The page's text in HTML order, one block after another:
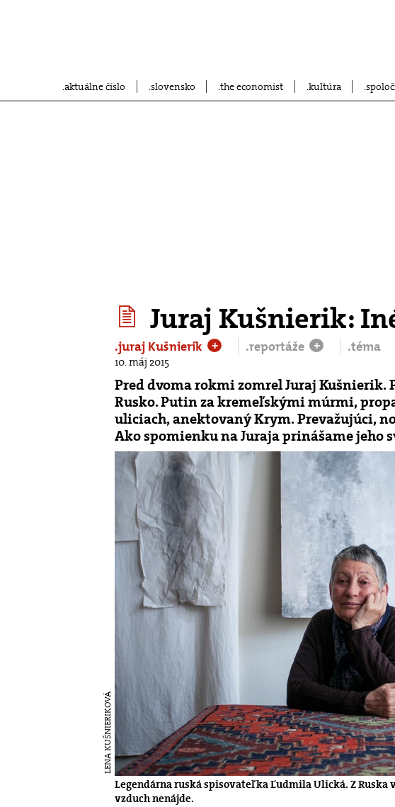
aktuálne číslo slovensko the economist kultúra
Juraj Kušnierik:
.juraj Kušnierik + .reportáže + .téma
10. máj 2015
Pred dvoma rokmi zomrel Juraj
Rusko. Putin za kremeľskými múrmi,
uliciach, anektovaný Krym. Prevažujúci,
Ako spomienku na Juraja prinášame jeho
LENA KUŠNIERIKOVÁ
Legendárna ruská spisovateľka Ľudmila Ulická. Z Ruska
vzduch nenájde.